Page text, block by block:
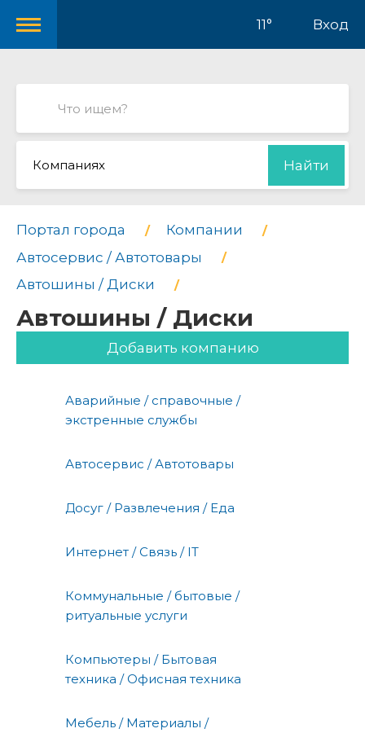
11° Вход
Компаниях Найти
Портал города
Компании
Автосервис / Автотовары
Автошины / Диски
Автошины / Диски
Добавить компанию
Аварийные / справочные /
экстренные службы
Автосервис / Автотовары
Досуг / Развлечения / Еда
Интернет / Связь / IT
Коммунальные / бытовые /
ритуальные услуги
Компьютеры / Бытовая
техника / Офисная техника
Мебель / Материалы /